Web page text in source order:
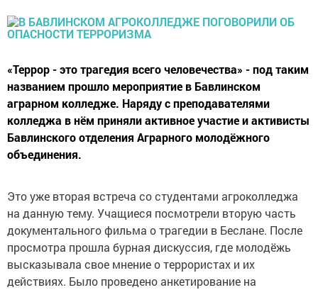
«Террор - это трагедия всего человечества» - под таким
названием прошло мероприятие в Бавлинском
аграрном колледже. Наряду с преподавателями
колледжа в нём приняли активное участие и активисты
Бавлинского отделения Аграрного молодёжного
объединения.
Это уже вторая встреча со студентами агроколледжа
на данную тему. Учащиеся посмотрели вторую часть
документального фильма о трагедии в Беслане. После
просмотра прошла бурная дискуссия, где молодёжь
высказывала свое мнение о террористах и их
действиях. Было проведено анкетирование на